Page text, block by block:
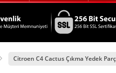
Citroen C4 Cactus Çıkma Yedek